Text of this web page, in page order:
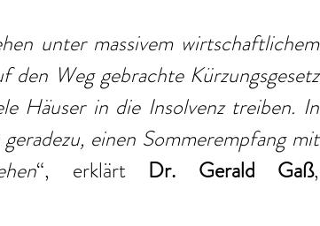
unter massivem wirtschaftlichem
den Weg gebrachte Kürzungsgesetz
Häuser in die Insolvenz treiben. In
einen Sommerempfang mit
“, erklärt Dr. Gerald Gaß,